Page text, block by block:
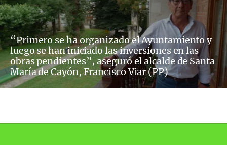
“Primero se ha organizado el Ayuntamiento y
luego se han iniciado las inversiones en las
obras pendientes”, aseguró el alcalde de Santa
María de Cayón, Francisco Viar (PP)